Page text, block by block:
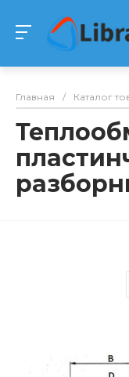
Главная / Каталог